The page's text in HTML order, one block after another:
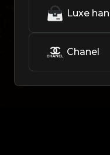
Luxe
Chanel